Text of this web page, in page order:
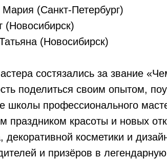
(Санкт-Петербург)
(Новосибирск)
(Новосибирск)
состязались за звание
поделиться своим опытом,
школы профессионального
праздником красоты и новых
декоративной косметики и
и призёров в